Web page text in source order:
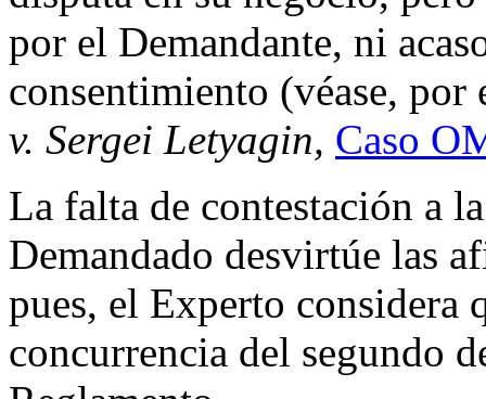
por el Demandante, ni
consentimiento (véase,
v. Sergei Letyagin, Caso
La falta de contestación a
Demandado desvirtúe las
pues, el Experto considera
concurrencia del segundo